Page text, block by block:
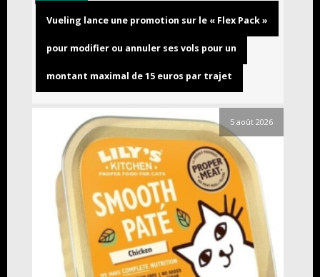
Vueling lance une promotion sur le « Flex Pack »
pour modifier ou annuler ses vols pour un
montant maximal de 15 euros par trajet
5 août 2026